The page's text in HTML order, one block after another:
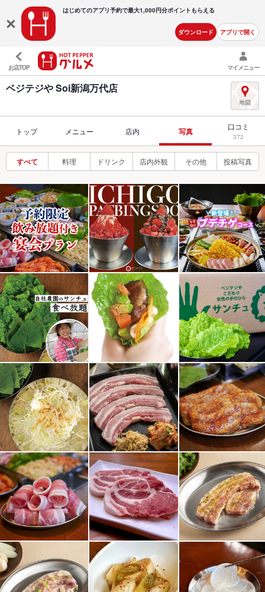
はじめてのアプリ予約で最大1,000円分ポイントもらえる
ダウンロード アプリで開く
お店TOP マイメニュー
ベジテジや Soi新潟万代店
トップ メニュー 店内 写真 口コミ
372
すべて 料理 ドリンク 店内外観 その他 投稿写真